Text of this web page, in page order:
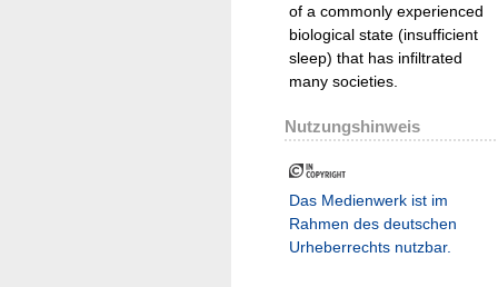
of a commonly experienced
biological state (insufficient
sleep) that has infiltrated
many societies.
Nutzungshinweis
Das Medienwerk ist im
Rahmen des deutschen
Urheberrechts nutzbar.